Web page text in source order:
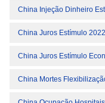
China Injeção Dinheiro
China Juros Estímulo 2022
China Juros Estímulo
China Mortes